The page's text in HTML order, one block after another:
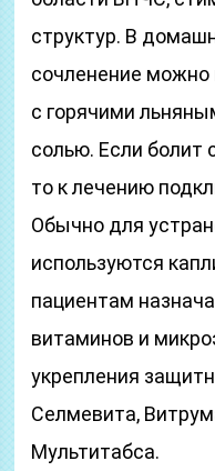
структур. В
сочленение
с горячими
солью. Если болит
то к лечению
Обычно для
используются
пациентам
витаминов и
укрепления
Селмевита,
Мультитабса.